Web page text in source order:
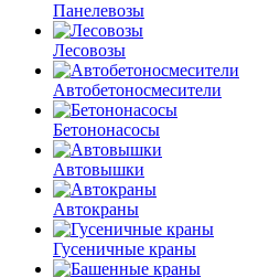
Панелевозы
Лесовозы
Автобетоно­смесители
Бетононасосы
Автовышки
Автокраны
Гусеничные краны